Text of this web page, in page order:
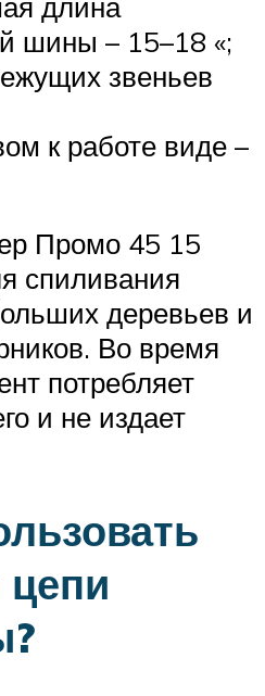
шины – 15–18 «;
звеньев
к работе виде –
Промо 45 15
спиливания
деревьев и
Во время
потребляет
и не издает